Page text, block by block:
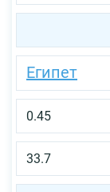
Египет
0.45
33.7